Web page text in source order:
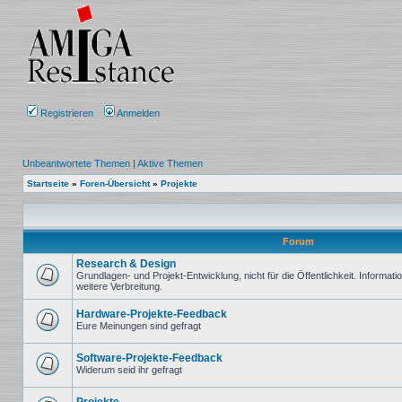
Registrieren Anmelden
Unbeantwortete Themen | Aktive Themen
Startseite » Foren-Übersicht» Projekte
Forum
Keine
ungelesenen
Beiträge
Research & Design
Grundlagen- und Projekt-Entwicklung, nicht für die Öffentlichkeit.
weitere Verbreitung.
ungelesenen
Beiträge
Hardware-Projekte-Feedback
Eure Meinungen sind gefragt
ungelesenen
Beiträge
Software-Projekte-Feedback
Widerum seid ihr gefragt